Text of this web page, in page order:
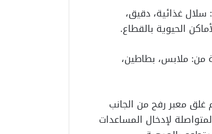
شملت: سلال غذائية، دقيق،
الحيوية بالقطاع.
من: ملابس، بطاطين،
غلق معبر رفح من الجانب
لإدخال المساعدات